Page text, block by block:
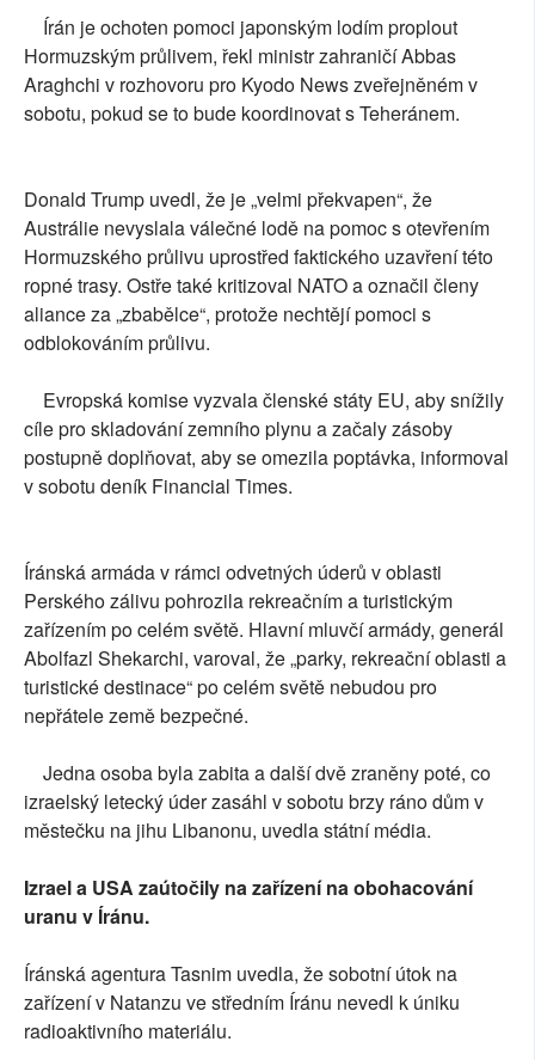
Írán je ochoten pomoci japonským lodím proplout
Hormuzským průlivem, řekl ministr zahraničí Abbas
Araghchi v rozhovoru pro Kyodo News zveřejněném v
sobotu, pokud se to bude koordinovat s Teheránem.
Donald Trump uvedl, že je „velmi překvapen“, že
Austrálie nevyslala válečné lodě na pomoc s otevřením
Hormuzského průlivu uprostřed faktického uzavření této
ropné trasy. Ostře také kritizoval NATO a označil členy
aliance za „zbabělce“, protože nechtějí pomoci s
odblokováním průlivu.
Evropská komise vyzvala členské státy EU, aby snížily
cíle pro skladování zemního plynu a začaly zásoby
postupně doplňovat, aby se omezila poptávka, informoval
v sobotu deník Financial Times.
Íránská armáda v rámci odvetných úderů v oblasti
Perského zálivu pohrozila rekreačním a turistickým
zařízením po celém světě. Hlavní mluvčí armády, generál
Abolfazl Shekarchi, varoval, že „parky, rekreační oblasti a
turistické destinace“ po celém světě nebudou pro
nepřátele země bezpečné.
Jedna osoba byla zabita a další dvě zraněny poté, co
izraelský letecký úder zasáhl v sobotu brzy ráno dům v
městečku na jihu Libanonu, uvedla státní média.
Izrael a USA zaútočily na zařízení na obohacování
uranu v Íránu.
Íránská agentura Tasnim uvedla, že sobotní útok na
zařízení v Natanzu ve středním Íránu nevedl k úniku
radioaktivního materiálu.